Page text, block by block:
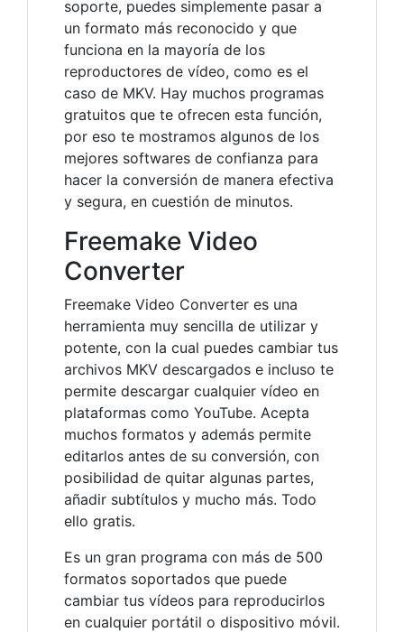
soporte, puedes simplemente pasar a
un formato más reconocido y que
funciona en la mayoría de los
reproductores de vídeo, como es el
caso de MKV. Hay muchos programas
gratuitos que te ofrecen esta función,
por eso te mostramos algunos de los
mejores softwares de confianza para
hacer la conversión de manera efectiva
y segura, en cuestión de minutos.
Freemake Video
Converter
Freemake Video Converter es una
herramienta muy sencilla de utilizar y
potente, con la cual puedes cambiar tus
archivos MKV descargados e incluso te
permite descargar cualquier vídeo en
plataformas como YouTube. Acepta
muchos formatos y además permite
editarlos antes de su conversión, con
posibilidad de quitar algunas partes,
añadir subtítulos y mucho más. Todo
ello gratis.
Es un gran programa con más de 500
formatos soportados que puede
cambiar tus vídeos para reproducirlos
en cualquier portátil o dispositivo móvil.